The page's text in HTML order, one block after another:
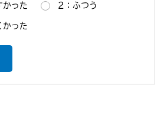
かった 2：ふつう
かった